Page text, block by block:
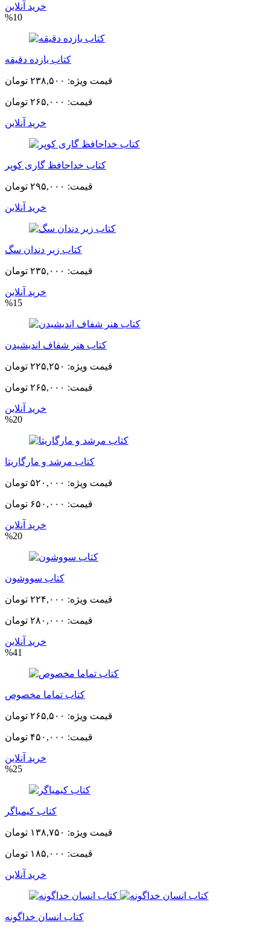
خرید آنلاین
%10
کتاب یازده دقیقه
قیمت ویژه: ۲۳۸,۵۰۰ تومان
قیمت: ۲۶۵,۰۰۰ تومان
خرید آنلاین
کتاب خداحافظ گاری کوپر
قیمت: ۲۹۵,۰۰۰ تومان
خرید آنلاین
کتاب زیر دندان سگ
قیمت: ۲۳۵,۰۰۰ تومان
خرید آنلاین
%15
کتاب هنر شفاف اندیشیدن
قیمت ویژه: ۲۲۵,۲۵۰ تومان
قیمت: ۲۶۵,۰۰۰ تومان
خرید آنلاین
%20
کتاب مرشد و مارگاریتا
قیمت ویژه: ۵۲۰,۰۰۰ تومان
قیمت: ۶۵۰,۰۰۰ تومان
خرید آنلاین
%20
کتاب سووشون
قیمت ویژه: ۲۲۴,۰۰۰ تومان
قیمت: ۲۸۰,۰۰۰ تومان
خرید آنلاین
%41
کتاب تماما مخصوص
قیمت ویژه: ۲۶۵,۵۰۰ تومان
قیمت: ۴۵۰,۰۰۰ تومان
خرید آنلاین
%25
کتاب کیمیاگر
قیمت ویژه: ۱۳۸,۷۵۰ تومان
قیمت: ۱۸۵,۰۰۰ تومان
خرید آنلاین
کتاب انسان خداگونه